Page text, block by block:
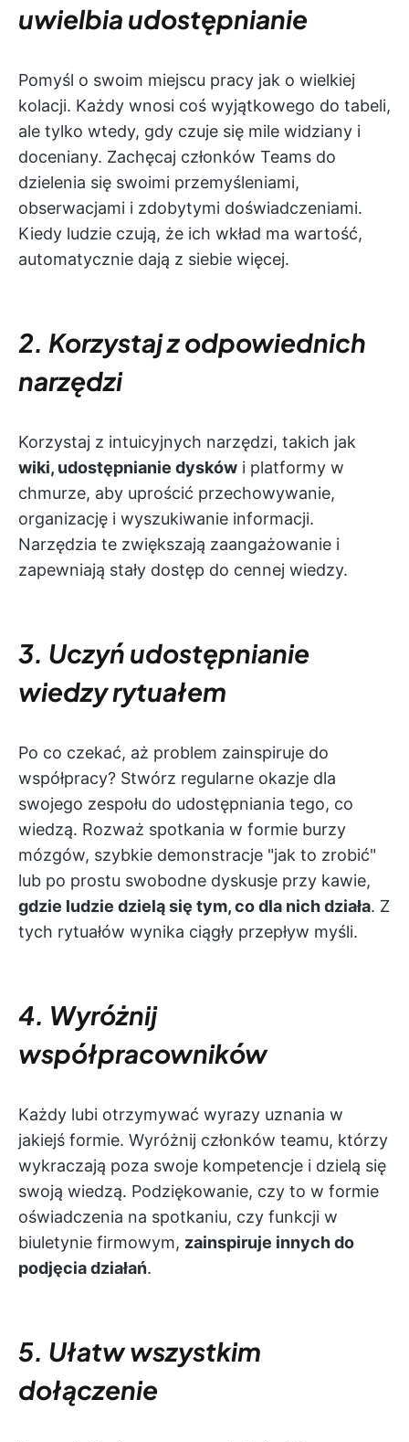
uwielbia udostępnianie
Pomyśl o swoim miejscu pracy jak o wielkiej
kolacji. Każdy wnosi coś wyjątkowego do tabeli,
ale tylko wtedy, gdy czuje się mile widziany i
doceniany. Zachęcaj członków Teams do
dzielenia się swoimi przemyśleniami,
obserwacjami i zdobytymi doświadczeniami.
Kiedy ludzie czują, że ich wkład ma wartość,
automatycznie dają z siebie więcej.
2. Korzystaj z odpowiednich
narzędzi
Korzystaj z intuicyjnych narzędzi, takich jak
wiki, udostępnianie dysków i platformy w
chmurze, aby uprościć przechowywanie,
organizację i wyszukiwanie informacji.
Narzędzia te zwiększają zaangażowanie i
zapewniają stały dostęp do cennej wiedzy.
3. Uczyń udostępnianie
wiedzy rytuałem
Po co czekać, aż problem zainspiruje do
współpracy? Stwórz regularne okazje dla
swojego zespołu do udostępniania tego, co
wiedzą. Rozważ spotkania w formie burzy
mózgów, szybkie demonstracje "jak to zrobić"
lub po prostu swobodne dyskusje przy kawie,
gdzie ludzie dzielą się tym, co dla nich działa. Z
tych rytuałów wynika ciągły przepływ myśli.
4. Wyróżnij
współpracowników
Każdy lubi otrzymywać wyrazy uznania w
jakiejś formie. Wyróżnij członków teamu, którzy
wykraczają poza swoje kompetencje i dzielą się
swoją wiedzą. Podziękowanie, czy to w formie
oświadczenia na spotkaniu, czy funkcji w
biuletynie firmowym, zainspiruje innych do
podjęcia działań.
5. Ułatw wszystkim
dołączenie